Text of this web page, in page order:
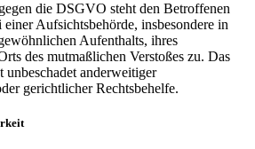
die DSGVO steht den Betroffenen
Aufsichtsbehörde, insbesondere in
Aufenthalts, ihres
des mutmaßlichen Verstoßes zu. Das
unbeschadet anderweitiger
gerichtlicher Rechtsbehelfe.